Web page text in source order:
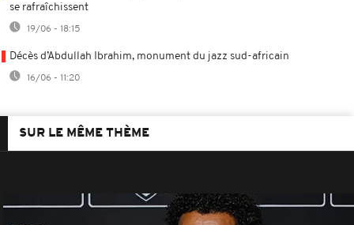
se rafraîchissent
19/06 - 18:15
Décès d’Abdullah Ibrahim, monument du jazz sud-africain
16/06 - 11:20
SUR LE MÊME THÈME